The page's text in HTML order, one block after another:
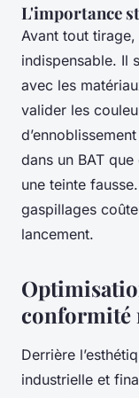
L'importance
Avant tout tirage,
indispensable. Il
avec les
valider les
dans un BAT
une teinte
gaspillages
lancement.
conformité
Derrière
industrielle et